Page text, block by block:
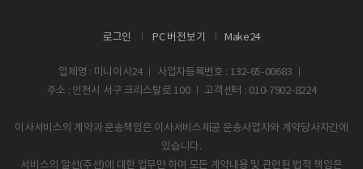
로그인 PC 버전보기 Make24
업체명 : 미니이사24 ㅣ 사업자등록번호 : 132-65-00683 ㅣ
주소 : 인천시 서구 크리스탈로 100 ㅣ 고객센터 : 010-7902-8224
이사서비스의 계약과 운송책임은 이사서비스제공 운송사업자와 계약당사자간에
있습니다.
서비스의 알선(주선)에 대한 업무만 하며 모든 계약내용 및 관련된 법적 책임은